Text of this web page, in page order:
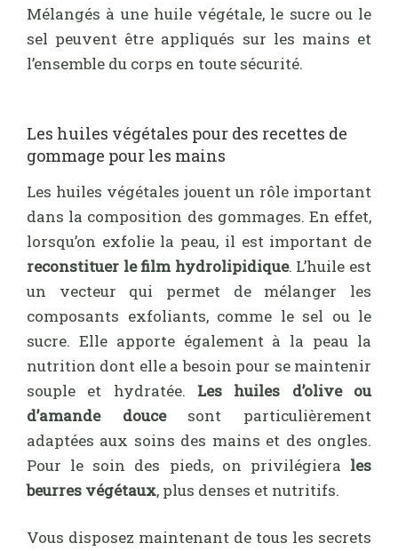
Mélangés à une huile végétale, le sucre ou le
sel peuvent être appliqués sur les mains et
l’ensemble du corps en toute sécurité.
Les huiles végétales pour des recettes de
gommage pour les mains
Les huiles végétales jouent un rôle important
dans la composition des gommages. En effet,
lorsqu’on exfolie la peau, il est important de
reconstituer le film hydrolipidique. L’huile est
un vecteur qui permet de mélanger les
composants exfoliants, comme le sel ou le
sucre. Elle apporte également à la peau la
nutrition dont elle a besoin pour se maintenir
souple et hydratée. Les huiles d’olive ou
d’amande doucesont particulièrement
adaptées aux soins des mains et des ongles.
Pour le soin des pieds, on privilégiera les
beurres végétaux, plus denses et nutritifs.
Vous disposez maintenant de tous les secrets